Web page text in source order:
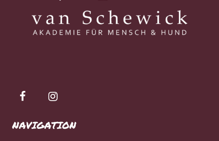
NAVIGATION